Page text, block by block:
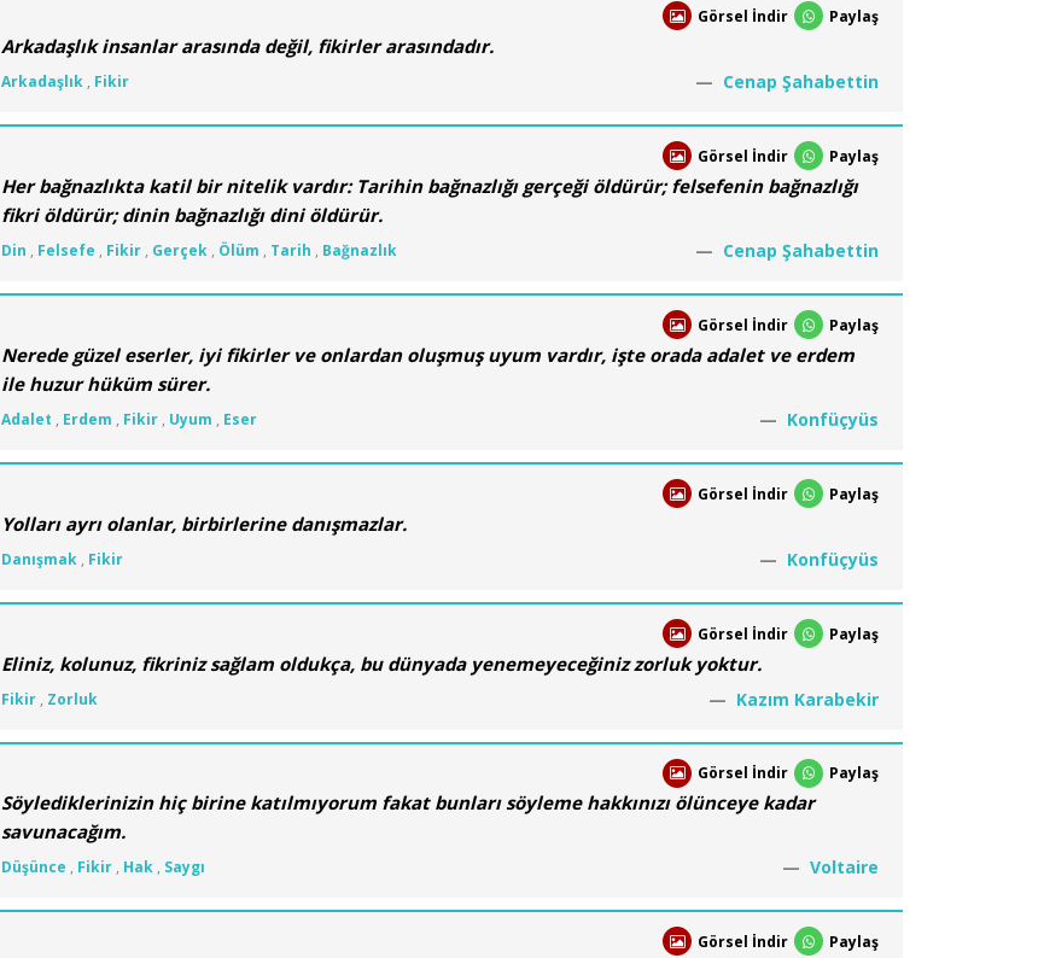
Görsel İndir Paylaş
Arkadaşlık insanlar arasında değil, fikirler arasındadır.
Cenap Şahabettin
Arkadaşlık, Fikir
Görsel İndir Paylaş
Her bağnazlıkta katil bir nitelik vardır: Tarihin bağnazlığı gerçeği öldürür; felsefenin bağnazlığı
fikri öldürür; dinin bağnazlığı dini öldürür.
Cenap Şahabettin
Din , Felsefe , Fikir, Gerçek, Ölüm , Tarih , Bağnazlık
Görsel İndir Paylaş
Nerede güzel eserler, iyi fikirler ve onlardan oluşmuş uyum vardır, işte orada adalet ve erdem
ile huzur hüküm sürer.
Konfüçyüs
Adalet , Erdem , Fikir, Uyum , Eser
Görsel İndir Paylaş
Yolları ayrı olanlar, birbirlerine danışmazlar.
Konfüçyüs
Danışmak, Fikir
Görsel İndir Paylaş
Eliniz, kolunuz, fikriniz sağlam oldukça, bu dünyada yenemeyeceğiniz zorluk yoktur.
Kazım Karabekir
Fikir, Zorluk
Görsel İndir Paylaş
Söylediklerinizin hiç birine katılmıyorum fakat bunları söyleme hakkınızı ölünceye kadar
savunacağım.
Voltaire
Düşünce , Fikir, Hak, Saygı
Görsel İndir Paylaş